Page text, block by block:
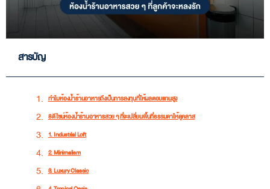
สารบัญ
ทำไมห้องน้ำร้านอาหารถึงเป็นการลงทุนที่ให้ผลตอบแทนสูง
8 ดีไซน์ห้องน้ำร้านอาหารสวย ๆ ที่จะเปลี่ยนพื้นที่ธรรมดาให้ดูคลาส
1. Industrial Loft
2. Minimalism
3. Luxury Classic